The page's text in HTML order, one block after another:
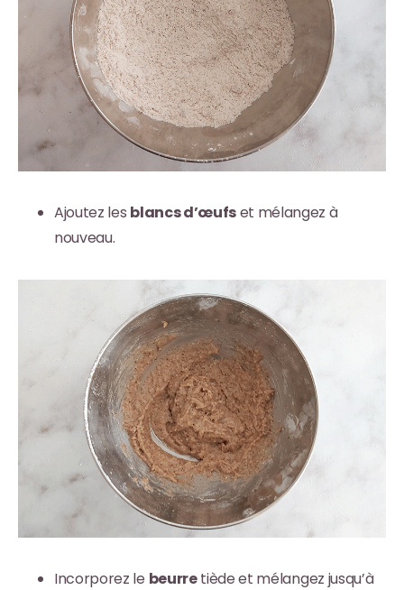
Ajoutez les blancs d’œufset mélangez à
nouveau.
Incorporez le beurretiède et mélangez jusqu’à